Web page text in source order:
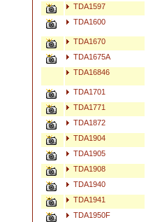
TDA1597
TDA1600
TDA1670
TDA1675A
TDA16846
TDA1701
TDA1771
TDA1872
TDA1904
TDA1905
TDA1908
TDA1940
TDA1941
TDA1950F